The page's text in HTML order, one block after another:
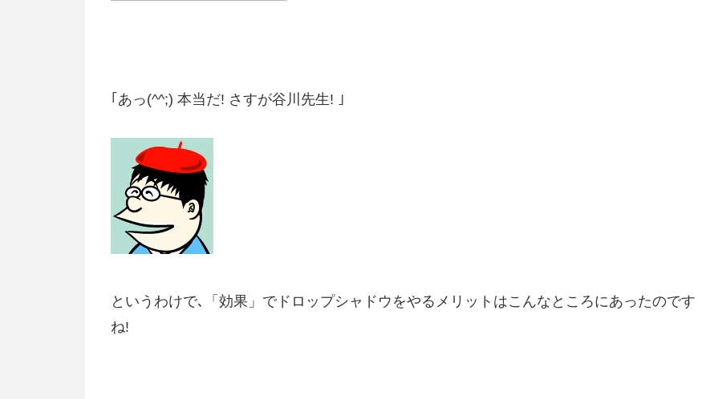
｢あっ(^^;) 本当だ! さすが谷川先生! ｣
というわけで､「効果」でドロップシャドウをやるメリットはこんなところにあったのです
ね!